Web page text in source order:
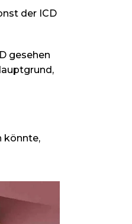
der ICD
gesehen
könnte,